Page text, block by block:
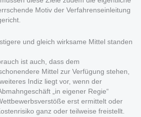
Motiv der Verfahrenseinleitung
und gleich wirksame Mittel standen
ist auch, dass dem
Mittel zur Verfügung stehen,
Indiz liegt vor, wenn der
„in eigener Regie“
erst ermittelt oder
ganz oder teilweise freistellt.